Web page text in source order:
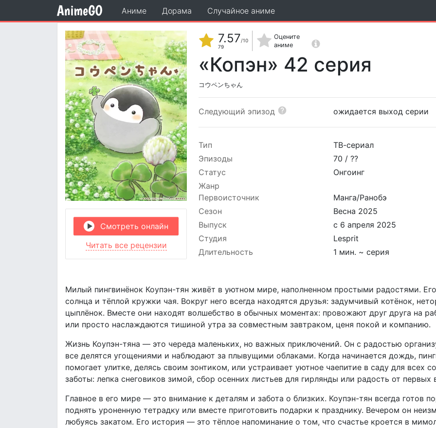
Аниме Дорама Случайное аниме
Смотреть онлайн
Читать все рецензии
7.57/10
79
Оцените
аниме
«Копэн» 42 серия
コウペンちゃん
Следующий эпизод ожидается выход серии
Тип
ТВ-сериал
Эпизоды
70 /??
Статус
Онгоинг
Жанр
Первоисточник
Манга/Ранобэ
Сезон
Весна 2025
Выпуск
с 6 апреля 2025
Студия
Lesprit
Длительность
1 мин. ~ серия
Милый пингвинёнок Коупэн-тян живёт в уютном мире, наполненном простыми радостями.
солнца и тёплой кружки чая. Вокруг него всегда находятся друзья: задумчивый котёнок,
цыплёнок. Вместе они находят волшебство в обычных моментах: провожают друг друга на
или просто наслаждаются тишиной утра за совместным завтраком, ценя покой и компанию.
Жизнь Коупэн-тяна — это череда маленьких, но важных приключений. Он с радостью
все делятся угощениями и наблюдают за плывущими облаками. Когда начинается дождь,
помогает улитке, делясь своим зонтиком, или устраивает уютное чаепитие в саду для всех
заботы: лепка снеговиков зимой, сбор осенних листьев для гирлянды или радость от первых
Главное в его мире — это внимание к деталям и забота о близких. Коупэн-тян всегда готов
поднять уроненную тетрадку или вместе приготовить подарки к празднику. Вечером он
любуясь закатом. Его история — это тёплое напоминание о том, что счастье кроется в